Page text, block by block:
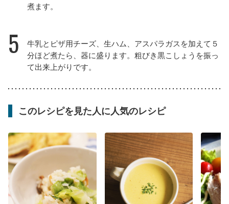
煮ます。
5
牛乳とピザ用チーズ、生ハム、アスパラガスを加えて５
分ほど煮たら、器に盛ります。粗びき黒こしょうを振っ
て出来上がりです。
このレシピを見た人に人気のレシピ